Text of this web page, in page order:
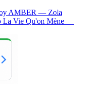
AMBER — Zola
La Vie Qu'on Mène —